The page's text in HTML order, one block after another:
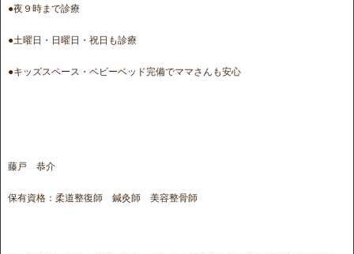
●夜９時まで診療
●土曜日・日曜日・祝日も診療
●キッズスペース・ベビーベッド完備でママさんも安心
藤戸 恭介
保有資格：柔道整復師 鍼灸師 美容整骨師